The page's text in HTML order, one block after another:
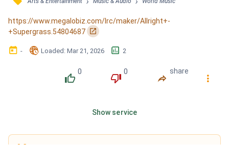
Colocamos para fora, vemos nossos amigos, /
Considerando nossa opinião, nos sentimos bem, / Somos
como você? / Eu não ten...
https://www.megalobiz.com/lrc/maker/Allright+-
+Supergrass.54804687 󰏌
󰃶 - 󱉊 Loaded: Mar 21, 2026 󱕎 2
󰔔
0
󰔒
0
󰤲
share
󰇙
Show service